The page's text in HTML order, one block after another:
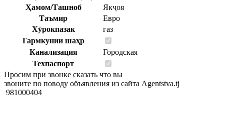
Ҳамом/Ташноб
Якҷоя
Таъмир
Евро
Хӯрокпазак
газ
Гармкунии шаҳр
Канализация
Городская
Техпаспорт
Просим при звонке сказать что вы
звоните по поводу объявления из сайта Agentstva.tj
981000404